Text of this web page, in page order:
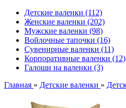
Детские валенки (112)
Женские валенки (202)
Мужские валенки (98)
Войлочные тапочки (16)
Сувенирные валенки (11)
Корпоративные валенки (12)
Галоши на валенки (3)
Главная » Детские валенки »